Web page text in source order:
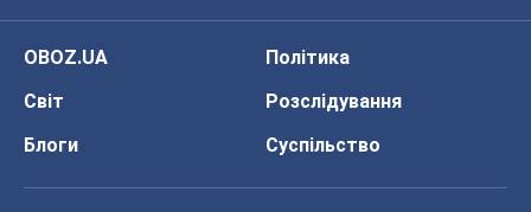
OBOZ.UA
Політика
Світ
Розслідування
Блоги
Суспільство